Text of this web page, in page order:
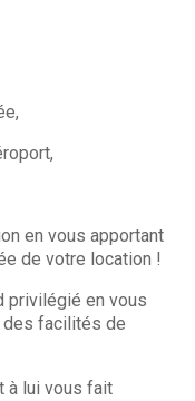
en vous apportant
de votre location !
privilégié en vous
des facilités de
à lui vous fait